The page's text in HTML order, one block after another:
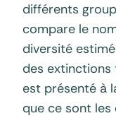
différents
compare le
diversité
des
est présenté à
que ce sont les